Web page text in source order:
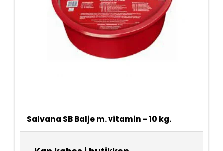
Salvana SB Balje m. vitamin - 10 kg.